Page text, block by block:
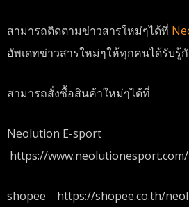
สามารถติดตามข่าวสารใหม่ๆได้ที่
อัพเดทข่าวสารใหม่ๆให้ทุกคนได้รับรู้
สามารถสั่งซื้อสินค้าใหม่ๆได้ที่
Neolution E-sport
https://
shopee https://shopee.co.th/